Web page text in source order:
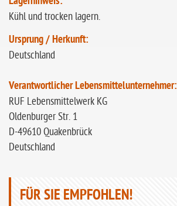
Kühl und trocken lagern.
Ursprung / Herkunft:
Deutschland
Verantwortlicher Lebensmittelunternehmer:
RUF Lebensmittelwerk KG
Oldenburger Str. 1
D-49610 Quakenbrück
Deutschland
FÜR SIE EMPFOHLEN!